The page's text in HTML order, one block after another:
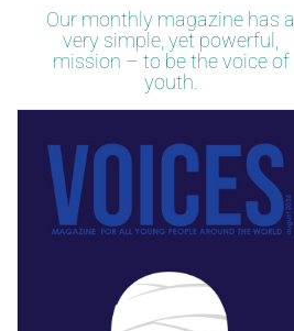
Our monthly magazine has a
very simple, yet powerful,
mission – to be the voice of
youth.